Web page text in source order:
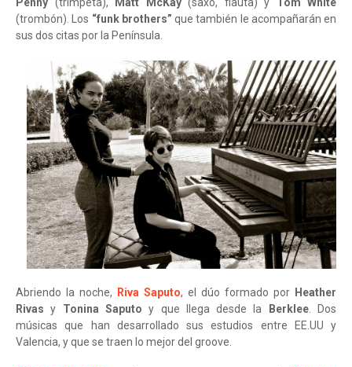
Penny (trimpeta), Matt McKay(saxo, flauta) y
Tom White
(trombón). Los “funk brothers” que también le acompañarán en
sus dos citas por la Península.
Abriendo la noche, Riva Saputo, el dúo formado por Heather
Rivas y Tonina Saputo y que llega desde la Berklee. Dos
músicas que han desarrollado sus estudios entre EE.UU y
Valencia, y que se traen lo mejor del groove.